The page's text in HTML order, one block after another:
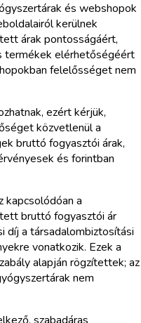
és webshopok
kerülnek
árak pontosságáért,
termékek elérhetőségéért
felelősséget nem
ezért kérjük,
közvetlenül a
bruttó fogyasztói árak,
és forintban
kapcsolódóan a
bruttó fogyasztói ár
díj a társadalombiztosítási
vonatkozik. Ezek a
alapján rögzítettek; az
nem